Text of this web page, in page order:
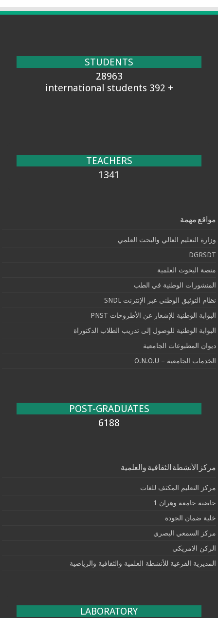
STUDENTS
28963
+ 392 international students
TEACHERS
1341
مواقع مهمة
وزارة التعليم العالي والبحث العلمي
DGRSDT
منصة البحوث العلمية
المنشورات الوطنية في الطب
نظام التوثيق الوطني عبر الإنترنت SNDL
البوابة الوطنية للإشعار عن الأطروحات PNST
البوابة الوطنية للوصول إلى تدريب الطلاب الدكتوراة
ديوان المطبوعات الجامعية
الخدمات الجامعية – O.N.O.U
POST-GRADUATES
6188
مركز الأنشطة الثقافية والعلمية
مركز التعليم المكثف للغات
حاضنة جامعة وهران 1
خلية ضمان الجودة
مركز السمعي البصري
الركن الامريكي
المديرية الفرعية للأنشطة العلمية والثقافية والرياضية
LABORATORY